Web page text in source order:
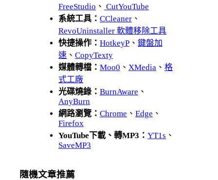
FreeStudio 、 CutYouTube
系統工具： CCleaner 、
RevoUninstaller 軟體移除工具
快捷操作： HotkeyP 、 鍵盤加
速 、 CopyTexty
媒體轉檔： Moo0 、 XMedia 、 格
式工廠
光碟燒錄： BurnAware 、
AnyBurn
網路瀏覽： Chrome 、 Edge 、
Firefox
YouTube下載、轉MP3： YT1s 、
SaveMP3
隨機文章推薦